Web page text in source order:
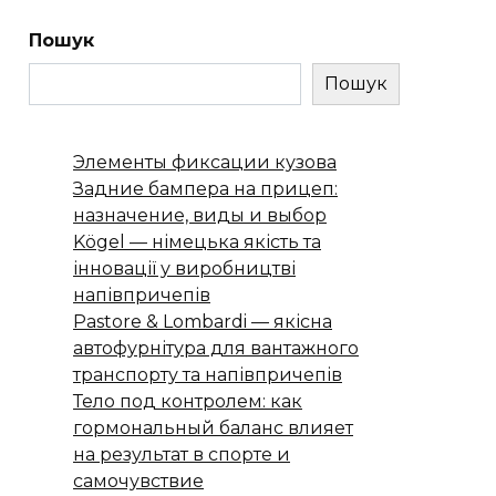
Пошук
Пошук
Элементы фиксации кузова
Задние бампера на прицеп:
назначение, виды и выбор
Kögel — німецька якість та
інновації у виробництві
напівпричепів
Pastore & Lombardi — якісна
автофурнітура для вантажного
транспорту та напівпричепів
Тело под контролем: как
гормональный баланс влияет
на результат в спорте и
самочувствие